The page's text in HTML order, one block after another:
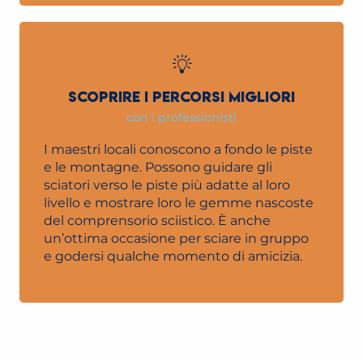
SCOPRIRE I PERCORSI MIGLIORI
con i professionisti
I maestri locali conoscono a fondo le piste
e le montagne. Possono guidare gli
sciatori verso le piste più adatte al loro
livello e mostrare loro le gemme nascoste
del comprensorio sciistico. È anche
un’ottima occasione per sciare in gruppo
e godersi qualche momento di amicizia.